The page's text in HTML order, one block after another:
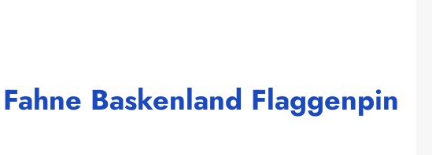
Baskenland Flaggenpin